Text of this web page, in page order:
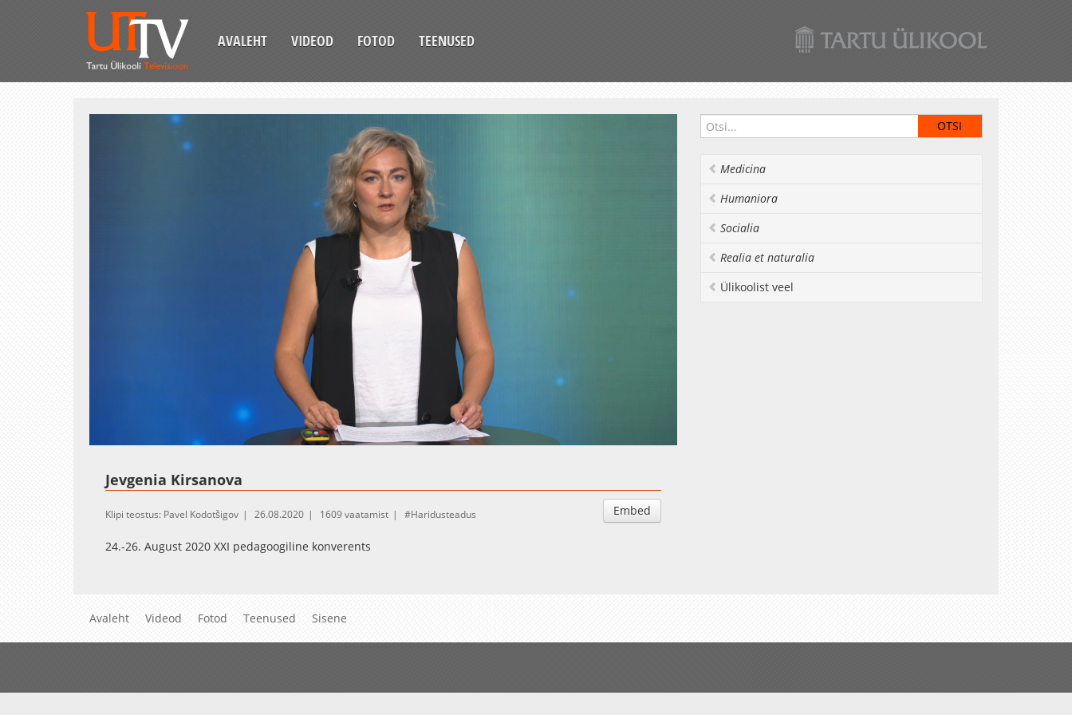
AVALEHT VIDEOD FOTOD TEENUSED
11.19%
Jevgenia Kirsanova
Embed
Klipi teostus: Pavel Kodotšigov 26.08.2020 1609 vaatamist Haridusteadus
24.-26. August 2020 XXI pedagoogiline konverents
Medicina
Humaniora
Socialia
Realia et naturalia
Ülikoolist veel
Avaleht Videod Fotod Teenused Sisene